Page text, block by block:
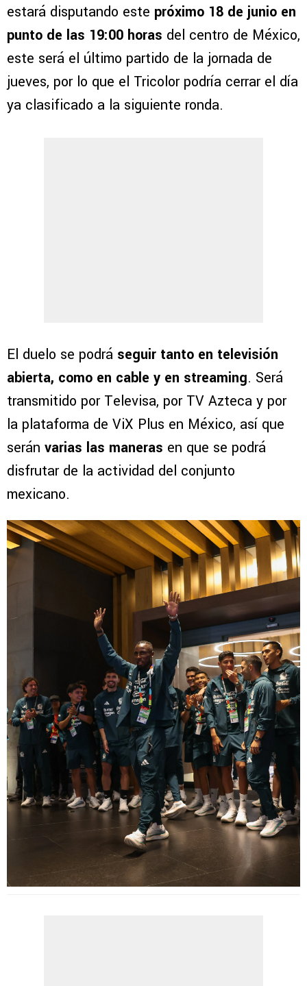
estará disputando este próximo 18 de junio en
punto de las 19:00 horas del centro de México,
este será el último partido de la jornada de
jueves, por lo que el Tricolor podría cerrar el día
ya clasificado a la siguiente ronda.
El duelo se podrá seguir tanto en televisión
abierta, como en cable y en streaming. Será
transmitido por Televisa, por TV Azteca y por
la plataforma de ViX Plus en México, así que
serán varias las maneras en que se podrá
disfrutar de la actividad del conjunto
mexicano.